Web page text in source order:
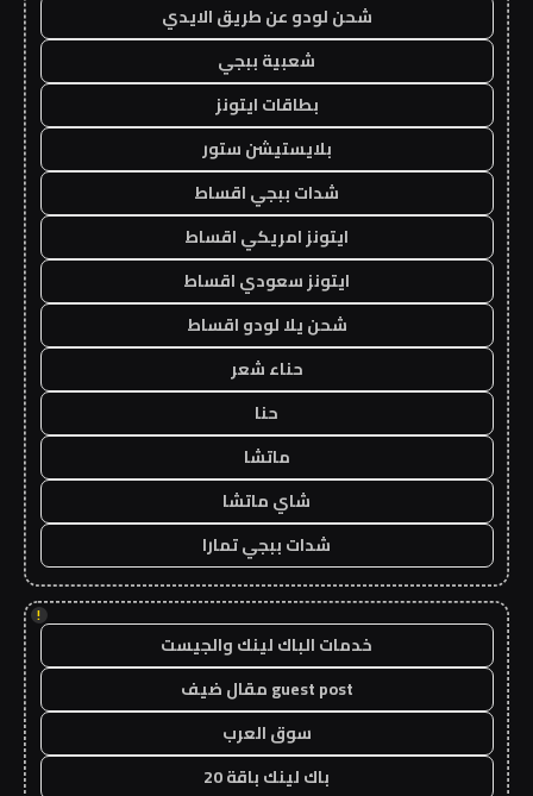
شحن لودو عن طريق الايدي
شعبية ببجي
بطاقات ايتونز
بلايستيشن ستور
شدات ببجي اقساط
ايتونز امريكي اقساط
ايتونز سعودي اقساط
شحن يلا لودو اقساط
حناء شعر
حنا
ماتشا
شاي ماتشا
شدات ببجي تمارا
!
خدمات الباك لينك والجيست
guest post مقال ضيف
سوق العرب
باك لينك باقة 20